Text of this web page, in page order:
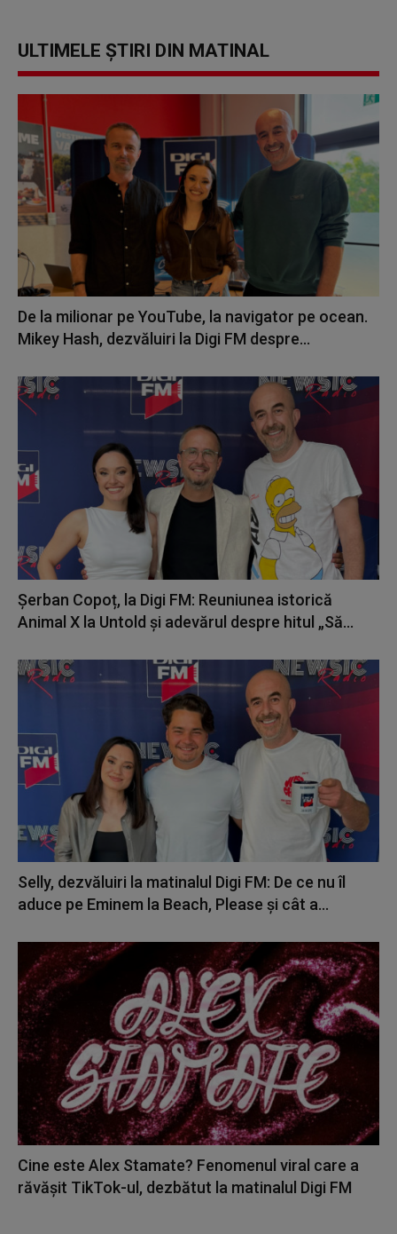
ULTIMELE ȘTIRI DIN MATINAL
De la milionar pe YouTube, la navigator pe ocean.
Mikey Hash, dezvăluiri la Digi FM despre...
Șerban Copoț, la Digi FM: Reuniunea istorică
Animal X la Untold și adevărul despre hitul „Să...
Selly, dezvăluiri la matinalul Digi FM: De ce nu îl
aduce pe Eminem la Beach, Please și cât a...
Cine este Alex Stamate? Fenomenul viral care a
răvășit TikTok-ul, dezbătut la matinalul Digi FM